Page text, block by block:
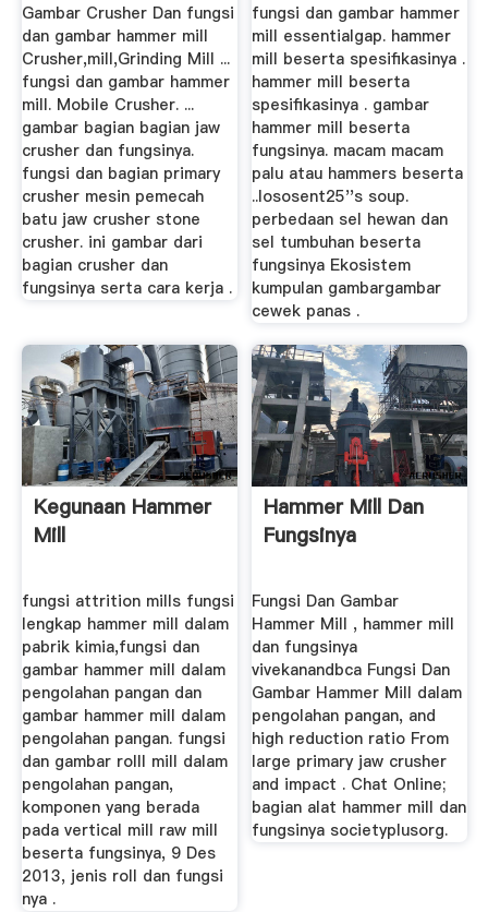
Gambar Crusher Dan fungsi
dan gambar hammer mill
Crusher,mill,Grinding Mill ...
fungsi dan gambar hammer
mill. Mobile Crusher. ...
gambar bagian bagian jaw
crusher dan fungsinya.
fungsi dan bagian primary
crusher mesin pemecah
batu jaw crusher stone
crusher. ini gambar dari
bagian crusher dan
fungsinya serta cara kerja .
fungsi dan gambar hammer
mill essentialgap. hammer
mill beserta spesifikasinya .
hammer mill beserta
spesifikasinya . gambar
hammer mill beserta
fungsinya. macam macam
palu atau hammers beserta
..lososent25''s soup.
perbedaan sel hewan dan
sel tumbuhan beserta
fungsinya Ekosistem
kumpulan gambargambar
cewek panas .
Kegunaan Hammer
Mill
fungsi attrition mills fungsi
lengkap hammer mill dalam
pabrik kimia,fungsi dan
gambar hammer mill dalam
pengolahan pangan dan
gambar hammer mill dalam
pengolahan pangan. fungsi
dan gambar rolll mill dalam
pengolahan pangan,
komponen yang berada
pada vertical mill raw mill
beserta fungsinya, 9 Des
2013, jenis roll dan fungsi
nya .
Hammer Mill Dan
Fungsinya
Fungsi Dan Gambar
Hammer Mill , hammer mill
dan fungsinya
vivekanandbca Fungsi Dan
Gambar Hammer Mill dalam
pengolahan pangan, and
high reduction ratio From
large primary jaw crusher
and impact . Chat Online;
bagian alat hammer mill dan
fungsinya societyplusorg.